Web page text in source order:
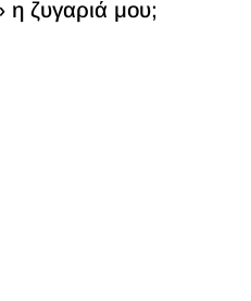
η ζυγαριά μου;